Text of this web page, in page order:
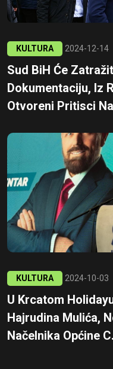
KULTURA 2024-12-14
Sud BiH Će
Dokumentaciju, Iz
Otvoreni Pritisci
KULTURA 2024-10-03
U Krcatom
Hajrudina Mulića,
Načelnika Općine